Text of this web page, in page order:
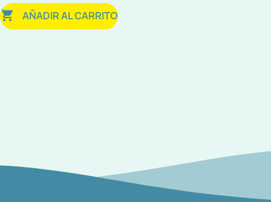
 AÑADIR AL CARRITO